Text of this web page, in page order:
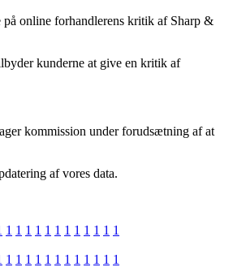
på online forhandlerens kritik af Sharp &
kunderne at give en kritik af
kommission under forudsætning af at
af vores data.
1 1 1 1 1 1 1 1 1 1 1 1
1 1 1 1 1 1 1 1 1 1 1 1